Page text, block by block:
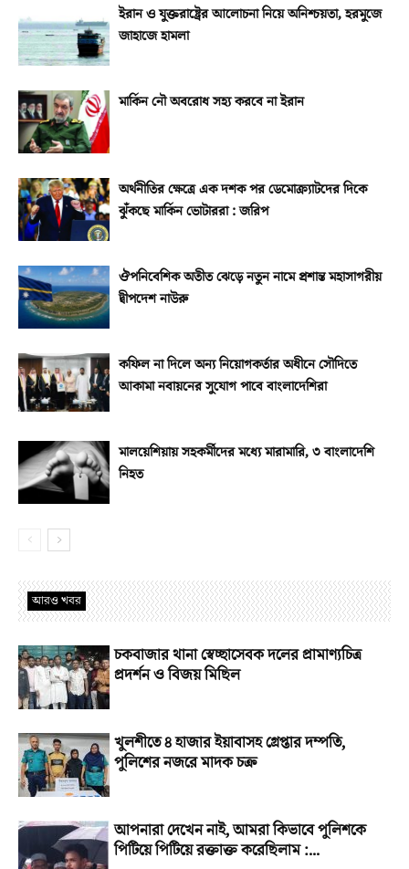
ইরান ও যুক্তরাষ্ট্রের আলোচনা নিয়ে অনিশ্চয়তা, হরমুজে
জাহাজে হামলা
মার্কিন নৌ অবরোধ সহ্য করবে না ইরান
অর্থনীতির ক্ষেত্রে এক দশক পর ডেমোক্র্যাটদের দিকে
ঝুঁকছে মার্কিন ভোটাররা : জরিপ
ঔপনিবেশিক অতীত ঝেড়ে নতুন নামে প্রশান্ত মহাসাগরীয়
দ্বীপদেশ নাউরু
কফিল না দিলে অন্য নিয়োগকর্তার অধীনে সৌদিতে
আকামা নবায়নের সুযোগ পাবে বাংলাদেশিরা
মালয়েশিয়ায় সহকর্মীদের মধ্যে মারামারি, ৩ বাংলাদেশি
নিহত
আরও খবর
চকবাজার থানা স্বেচ্ছাসেবক দলের প্রামাণ্যচিত্র
প্রদর্শন ও বিজয় মিছিল
খুলশীতে ৪ হাজার ইয়াবাসহ গ্রেপ্তার দম্পতি,
পুলিশের নজরে মাদক চক্র
আপনারা দেখেন নাই, আমরা কিভাবে পুলিশকে
পিটিয়ে পিটিয়ে রক্তাক্ত করেছিলাম :...